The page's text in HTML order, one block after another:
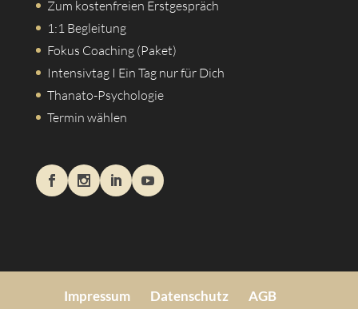
Zum kostenfreien Erstgespräch
1:1 Begleitung
Fokus Coaching (Paket)
Intensivtag I Ein Tag nur für Dich
Thanato-Psychologie
Termin wählen
Impressum Datenschutz AGB